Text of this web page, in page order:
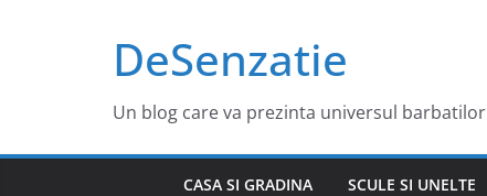
DeSenzatie
Un blog care va prezinta universul barbatilor
CASA SI GRADINA SCULE SI UNELTE